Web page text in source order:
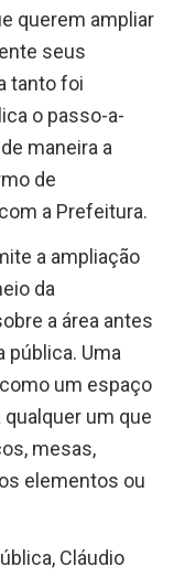
querem ampliar
seus
tanto foi
o passo-a-
maneira a
de
a Prefeitura.
a ampliação
da
a área antes
pública. Uma
um espaço
um que
mesas,
elementos ou
Cláudio